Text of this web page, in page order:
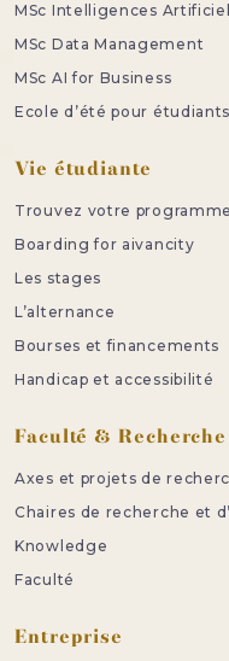
MSc Intelligences
MSc Data Management
MSc AI for Business
Ecole d’été pour
Vie étudiante
Trouvez votre programme
Boarding for aivancity
Les stages
L’alternance
Bourses et financements
Handicap et accessibilité
Faculté & Recherche
Axes et projets de
Chaires de recherche et
Knowledge
Faculté
Entreprise